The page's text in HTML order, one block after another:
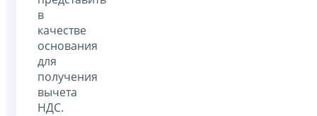
в
качестве
основания
для
получения
вычета
НДС.